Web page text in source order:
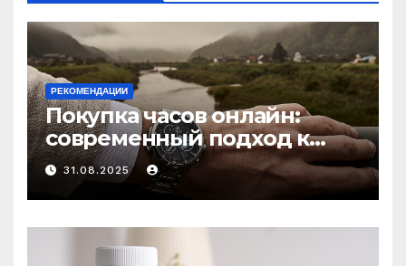
РЕКОМЕНДАЦИИ
Покупка часов онлайн:
современный подход к
выбору аксессуаров
31.08.2025